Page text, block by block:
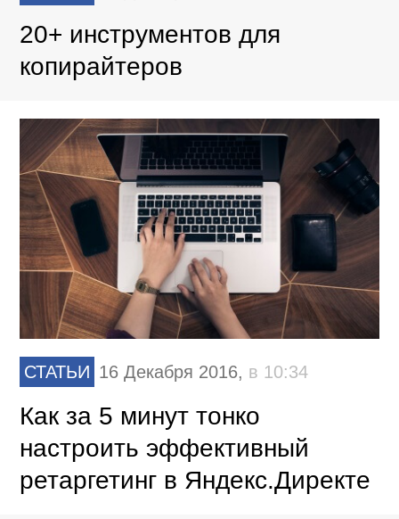
20+ инструментов для
копирайтеров
СТАТЬИ 16 Декабря 2016, в 10:34
Как за 5 минут тонко
настроить эффективный
ретаргетинг в Яндекс.Директе